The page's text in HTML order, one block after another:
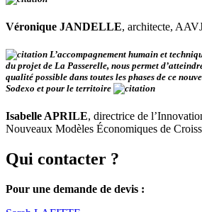
Véronique JANDELLE, architecte,
L’accompagnement humain et
du projet de La Passerelle, nous permet
qualité possible dans toutes les phases de ce
Sodexo et pour le territoire
Isabelle APRILE, directrice de
Nouveaux Modèles Économiques de
Qui contacter ?
Pour une demande de devis :